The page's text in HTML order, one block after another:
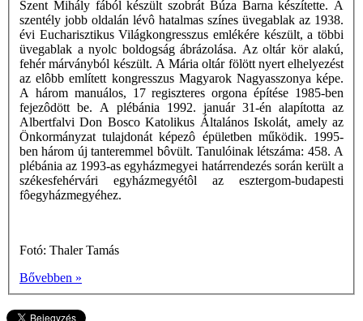
Szent Mihály fából készült szobrát Búza Barna készítette. A
szentély jobb oldalán lévô hatalmas színes üvegablak az 1938.
évi Eucharisztikus Világkongresszus emlékére készült, a többi
üvegablak a nyolc boldogság ábrázolása. Az oltár kör alakú,
fehér márványból készült. A Mária oltár fölött nyert elhelyezést
az elôbb említett kongresszus Magyarok Nagyasszonya képe.
A három manuálos, 17 regiszteres orgona építése 1985-ben
fejezôdött be. A plébánia 1992. január 31-én alapította az
Albertfalvi Don Bosco Katolikus Általános Iskolát, amely az
Önkormányzat tulajdonát képezô épületben működik. 1995-
ben három új tanteremmel bôvült. Tanulóinak létszáma: 458. A
plébánia az 1993-as egyházmegyei határrendezés során került a
székesfehérvári egyházmegyétôl az esztergom-budapesti
fôegyházmegyéhez.
Fotó: Thaler Tamás
Bővebben »